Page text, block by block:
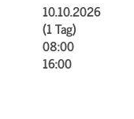
10.10.2026
(1 Tag)
08:00
16:00